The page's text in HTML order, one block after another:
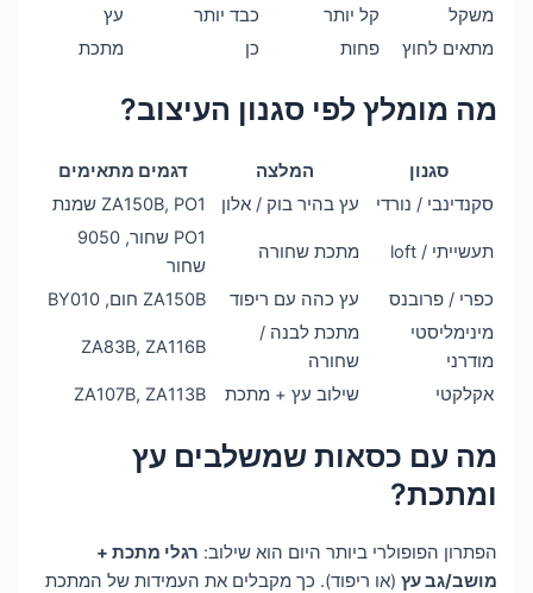
משקל
קל יותר כבד יותר
עץ
מתאים לחוץ
פחות כן מתכת
מה מומלץ לפי סגנון העיצוב?
סגנון המלצה
דגמים מתאימים
סקנדינבי / נורדי
עץ בהיר בוק / אלון ZA150B, PO1 שמנת
תעשייתי / loft מתכת שחורה
PO1 שחור, 9050
שחור
כפרי / פרובנס
עץ כהה עם ריפוד
ZA150B חום, BY010
מינימליסטי
מודרני
מתכת לבנה /
שחורה
ZA83B, ZA116B
אקלקטי שילוב עץ + מתכת ZA107B, ZA113B
מה עם כסאות שמשלבים עץ
ומתכת?
הפתרון הפופולרי ביותר היום הוא שילוב: רגלי מתכת +
מושב/גב עץ (או ריפוד). כך מקבלים את העמידות של המתכת